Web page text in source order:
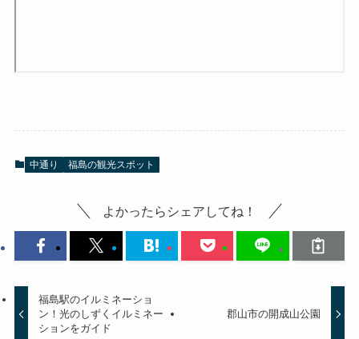
中通り 福島の観光スポット
よかったらシェアしてね！
福島駅のイルミネーショ
ン！光のしずくイルミネー
ションをガイド
郡山市の開成山公園